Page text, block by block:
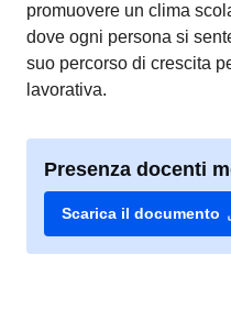
promuovere un clima
dove ogni persona si
suo percorso di crescita
lavorativa.
Presenza docenti
Scarica il documento